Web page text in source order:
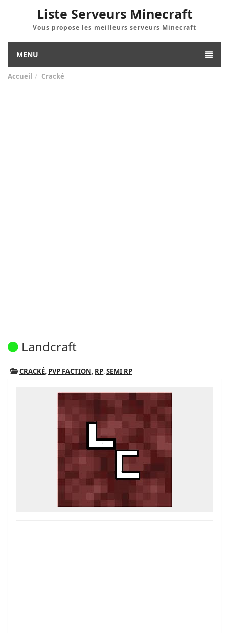
Liste Serveurs Minecraft
Vous propose les meilleurs serveurs Minecraft
MENU
Accueil Cracké
Landcraft
CRACKÉ, PVP FACTION, RP,SEMI RP